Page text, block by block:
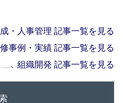
・人事管理 記事一覧を見る
事例・実績 記事一覧を見る
組織開発 記事一覧を見る